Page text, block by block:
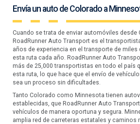
Envía un auto de Colorado a
Cuando se trata de enviar automóviles desde
RoadRunner Auto Transport es el
años de experiencia en el transporte de miles
esta ruta cada año. RoadRunner Auto
más de 25,000 transportistas en todo el país
esta ruta, lo que hace que el envío de
sea un proceso sin dificultades.
Tanto Colorado como Minnesota tienen
establecidas, que RoadRunner Auto
vehículos de manera oportuna y segura.
amplia red de carreteras estatales y caminos